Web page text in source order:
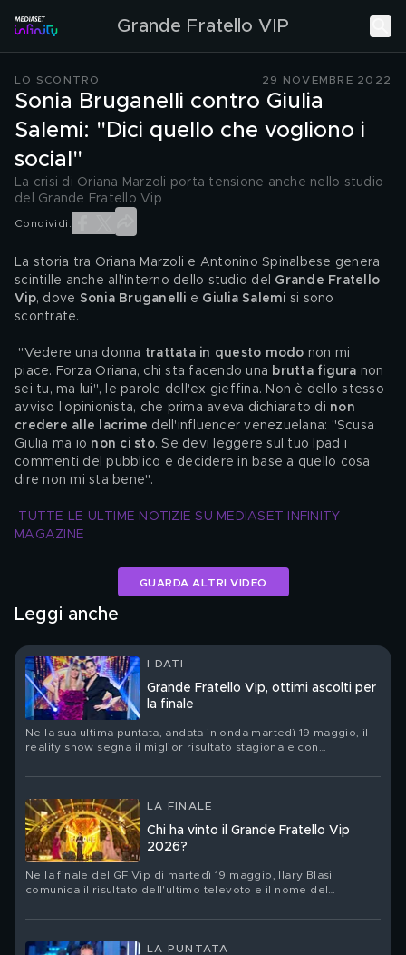
Grande Fratello VIP
LO SCONTRO 29 NOVEMBRE 2022
Sonia Bruganelli contro Giulia
Salemi: "Dici quello che vogliono i
social"
La crisi di Oriana Marzoli porta tensione anche nello studio
del Grande Fratello Vip
Condividi:
La storia tra Oriana Marzoli e Antonino Spinalbese genera
scintille anche all'interno dello studio del Grande Fratello
Vip, dove Sonia Bruganelli e Giulia Salemi si sono
scontrate.
"Vedere una donna trattata in questo modo non mi
piace. Forza Oriana, chi sta facendo una brutta figura non
sei tu, ma lui", le parole dell'ex gieffina. Non è dello stesso
avviso l'opinionista, che prima aveva dichiarato di non
credere alle lacrime dell'influencer venezuelana: "Scusa
Giulia ma io non ci sto. Se devi leggere sul tuo Ipad i
commenti del pubblico e decidere in base a quello cosa
dire non mi sta bene".
TUTTE LE ULTIME NOTIZIE SU MEDIASET INFINITY
MAGAZINE
GUARDA ALTRI VIDEO
Leggi anche
I DATI
Grande Fratello Vip, ottimi ascolti per
la finale
Nella sua ultima puntata, andata in onda martedì 19 maggio, il
reality show segna il miglior risultato stagionale con
LA FINALE
Chi ha vinto il Grande Fratello Vip
2026?
Nella finale del GF Vip di martedì 19 maggio, Ilary Blasi
comunica il risultato dell'ultimo televoto e il nome del
LA PUNTATA